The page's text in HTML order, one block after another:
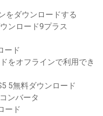
をダウンロードする
ンロード9プラス
ード
をオフラインで利用でき
5無料ダウンロード
ンバータ
ード